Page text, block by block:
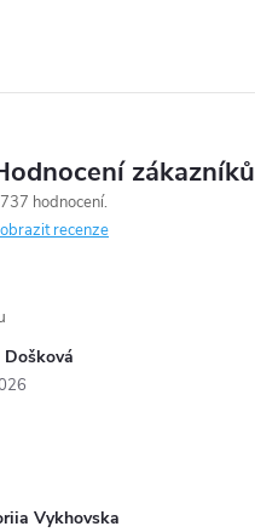
zákazníků
hodnocení
recenze
Došková
Vykhovska